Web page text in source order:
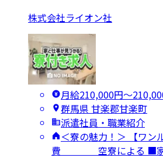
株式会社ライオン社
月給210,000円〜
群馬県 甘楽郡甘楽町
派遣社員・職業紹介
＜寮の魅力！＞ 【ワン
費 空寮による